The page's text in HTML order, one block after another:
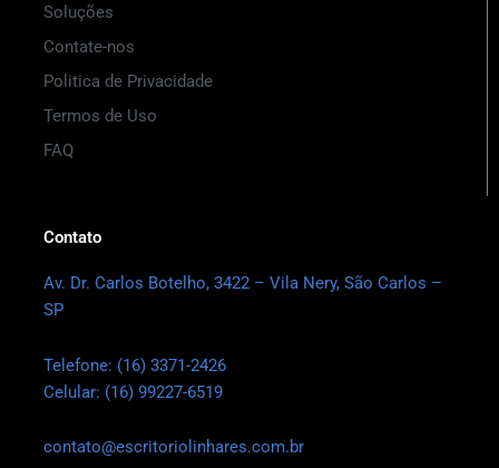
Soluções
Contate-nos
Politica de Privacidade
Termos de Uso
FAQ
Contato
Av. Dr. Carlos Botelho, 3422 – Vila Nery, São Carlos –
SP
Telefone: (16) 3371-2426
Celular: (16) 99227-6519
contato@escritoriolinhares.com.br